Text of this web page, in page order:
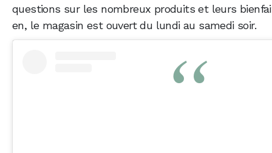
questions sur les nombreux produits et leurs
en, le magasin est ouvert du lundi au samedi soir.